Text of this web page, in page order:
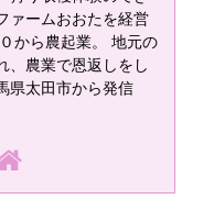
営業時間は何時か
何時までですか？
的には9時から18
なりますが、要
ァームおおたを経営
から農起業。 地元の
、農業で恩返しをし
県太田市から発信